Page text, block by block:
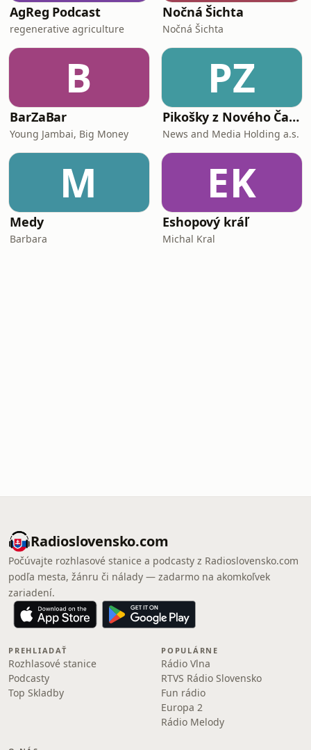
AgReg Podcast
regenerative agriculture
Nočná Šichta
Nočná Šichta
B
BarZaBar
Young Jambai, Big Money
PZ
Pikošky z Nového Času
News and Media Holding a.s.
M
Medy
Barbara
EK
Eshopový kráľ
Michal Kral
Radioslovensko.com
Počúvajte rozhlasové stanice a podcasty z Radioslovensko.com
podľa mesta, žánru či nálady — zadarmo na akomkoľvek
zariadení.
PREHLIADAŤ
Rozhlasové stanice
Podcasty
Top Skladby
POPULÁRNE
Rádio Vlna
RTVS Rádio Slovensko
Fun rádio
Europa 2
Rádio Melody